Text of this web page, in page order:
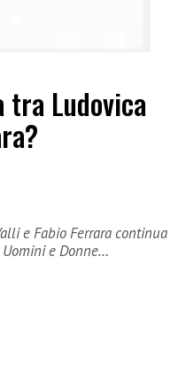
Ludovica
e Fabio Ferrara continua
e Donne…